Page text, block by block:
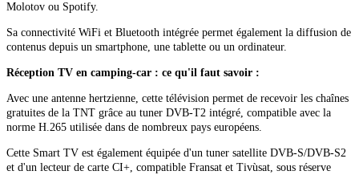
Molotov ou Spotify.
Sa connectivité WiFi et Bluetooth intégrée permet également la diffusion de
contenus depuis un smartphone, une tablette ou un ordinateur.
Réception TV en camping-car : ce qu'il faut savoir :
Avec une antenne hertzienne, cette télévision permet de recevoir les chaînes
gratuites de la TNT grâce au tuner DVB-T2 intégré, compatible avec la
norme H.265 utilisée dans de nombreux pays européens.
Cette Smart TV est également équipée d'un tuner satellite DVB-S/DVB-S2
et d'un lecteur de carte CI+, compatible Fransat et Tivùsat, sous réserve